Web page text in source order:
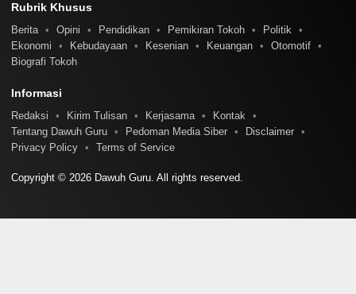
Rubrik Khusus
Berita Opini Pendidikan Pemikiran Tokoh
Politik
Ekonomi
Kebudayaan Kesenian Keuangan
Otomotif
Biografi Tokoh
Informasi
Redaksi Kirim Tulisan Kerjasama
Kontak
Tentang Dawuh Guru
Pedoman Media Siber
Disclaimer
Privacy Policy
Terms of Service
Copyright © 2026 Dawuh Guru. All rights reserved.